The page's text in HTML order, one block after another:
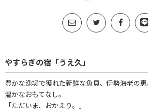
やすらぎの宿「うえ久」
豊かな漁場で獲れた新鮮な魚貝、伊勢海老の
温かなおもてなし。
「ただいま、おかえり。」